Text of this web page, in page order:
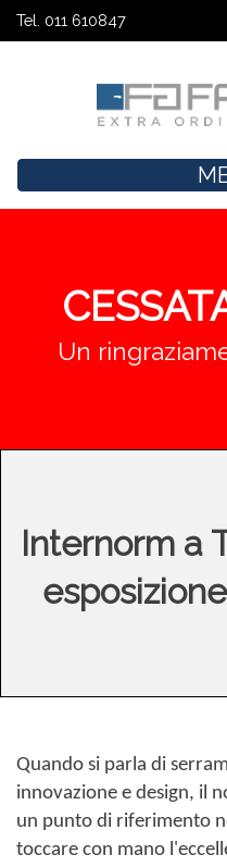
Tel. 011 610847
Un
Internorm a
Quando si parla di
innovazione e design, il
un punto di riferimento
toccare con mano